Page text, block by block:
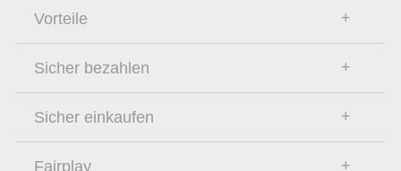
Vorteile
Sicher bezahlen
Sicher einkaufen
Fairplay